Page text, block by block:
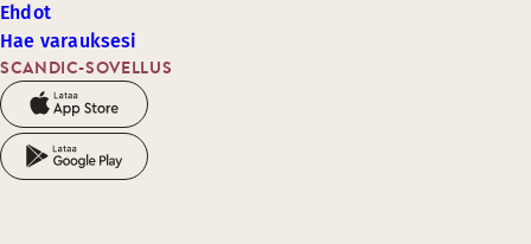
SCANDIC-SOVELLUS
Ehdot
Hae varauksesi